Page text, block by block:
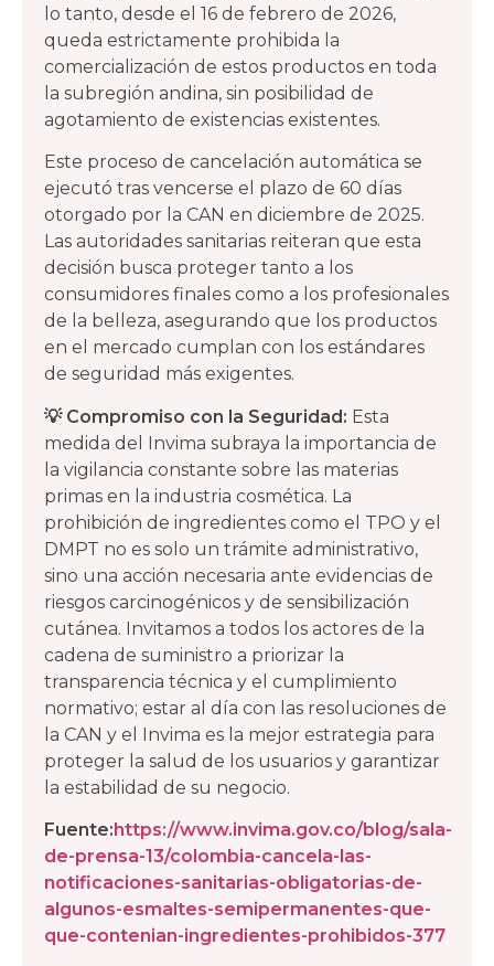
lo tanto, desde el 16 de febrero de 2026,
queda estrictamente prohibida la
comercialización de estos productos en toda
la subregión andina, sin posibilidad de
agotamiento de existencias existentes.
Este proceso de cancelación automática se
ejecutó tras vencerse el plazo de 60 días
otorgado por la CAN en diciembre de 2025.
Las autoridades sanitarias reiteran que esta
decisión busca proteger tanto a los
consumidores finales como a los profesionales
de la belleza, asegurando que los productos
en el mercado cumplan con los estándares
de seguridad más exigentes.
💡 Compromiso con la Seguridad: Esta
medida del Invima subraya la importancia de
la vigilancia constante sobre las materias
primas en la industria cosmética. La
prohibición de ingredientes como el TPO y el
DMPT no es solo un trámite administrativo,
sino una acción necesaria ante evidencias de
riesgos carcinogénicos y de sensibilización
cutánea. Invitamos a todos los actores de la
cadena de suministro a priorizar la
transparencia técnica y el cumplimiento
normativo; estar al día con las resoluciones de
la CAN y el Invima es la mejor estrategia para
proteger la salud de los usuarios y garantizar
la estabilidad de su negocio.
Fuente: https://www.invima.gov.co/blog/sala-
de-prensa-13/colombia-cancela-las-
notificaciones-sanitarias-obligatorias-de-
algunos-esmaltes-semipermanentes-que-
que-contenian-ingredientes-prohibidos-377